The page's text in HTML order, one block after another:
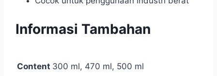
Informasi Tambahan
Content 300 ml, 470 ml, 500 ml